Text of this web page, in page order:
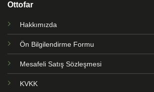
Ottofar
Hakkımızda
Ön Bilgilendirme Formu
Mesafeli Satış Sözleşmesi
KVKK